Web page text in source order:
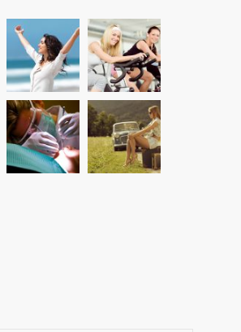
complexe pentru
și cei cu alte boli
determinarea anticorpilor